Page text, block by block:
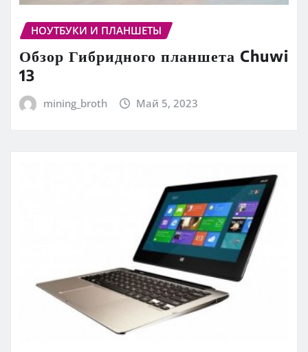
НОУТБУКИ И ПЛАНШЕТЫ
Обзор Гибридного планшета Chuwi
13
mining_broth Май 5, 2023